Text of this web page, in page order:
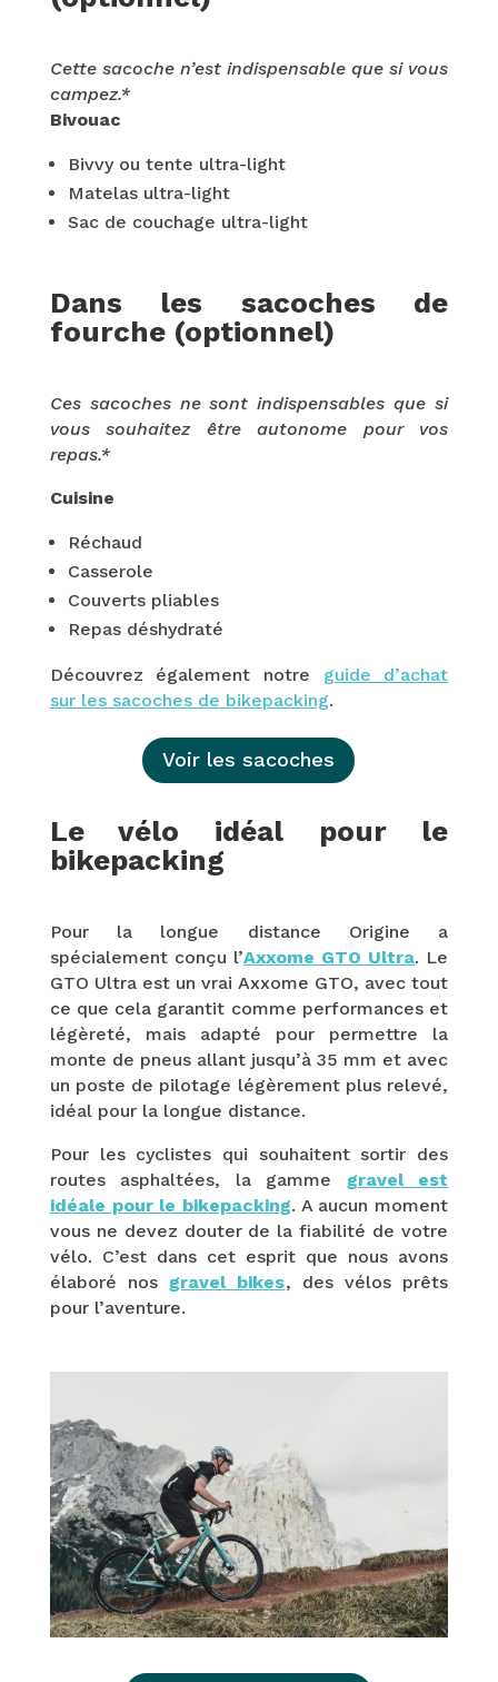
Cette sacoche n’est indispensable que si vous
campez.*
Bivouac
Bivvy ou tente ultra-light
Matelas ultra-light
Sac de couchage ultra-light
Dans les sacoches de
fourche (optionnel)
Ces sacoches ne sont indispensables que si
vous souhaitez être autonome pour vos
repas.*
Cuisine
Réchaud
Casserole
Couverts pliables
Repas déshydraté
Découvrez également notre guide d’achat
sur les sacoches de bikepacking.
Voir les sacoches
Le vélo idéal pour le
bikepacking
Pour la longue distance Origine a
spécialement conçu l’Axxome GTO Ultra. Le
GTO Ultra est un vrai Axxome GTO, avec tout
ce que cela garantit comme performances et
légèreté, mais adapté pour permettre la
monte de pneus allant jusqu’à 35 mm et avec
un poste de pilotage légèrement plus relevé,
idéal pour la longue distance.
Pour les cyclistes qui souhaitent sortir des
routes asphaltées, la gamme gravel est
idéale pour le bikepacking. A aucun moment
vous ne devez douter de la fiabilité de votre
vélo. C’est dans cet esprit que nous avons
élaboré nos gravel bikes, des vélos prêts
pour l’aventure.